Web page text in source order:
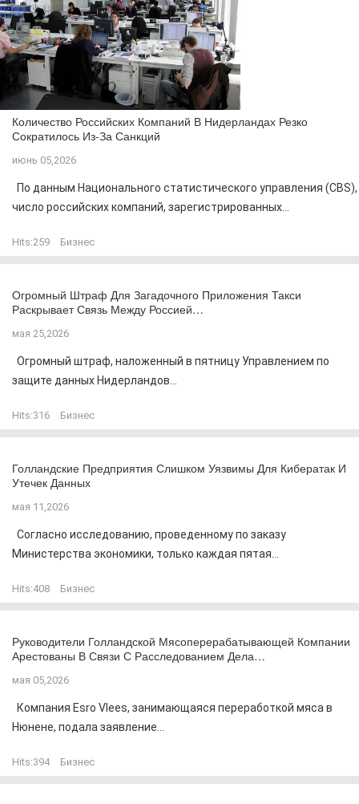
Количество Российских Компаний В Нидерландах Резко
Сократилось Из-За Санкций
июнь 05,2026
По данным Национального статистического управления (CBS),
число российских компаний, зарегистрированных...
Hits:259 Бизнес
Огромный Штраф Для Загадочного Приложения Такси
Раскрывает Связь Между Россией…
мая 25,2026
Огромный штраф, наложенный в пятницу Управлением по
защите данных Нидерландов...
Hits:316 Бизнес
Голландские Предприятия Слишком Уязвимы Для Кибератак И
Утечек Данных
мая 11,2026
Согласно исследованию, проведенному по заказу
Министерства экономики, только каждая пятая...
Hits:408 Бизнес
Руководители Голландской Мясоперерабатывающей Компании
Арестованы В Связи С Расследованием Дела…
мая 05,2026
Компания Esro Vlees, занимающаяся переработкой мяса в
Нюнене, подала заявление...
Hits:394 Бизнес